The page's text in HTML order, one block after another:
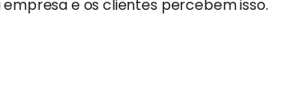
e os clientes percebem isso.